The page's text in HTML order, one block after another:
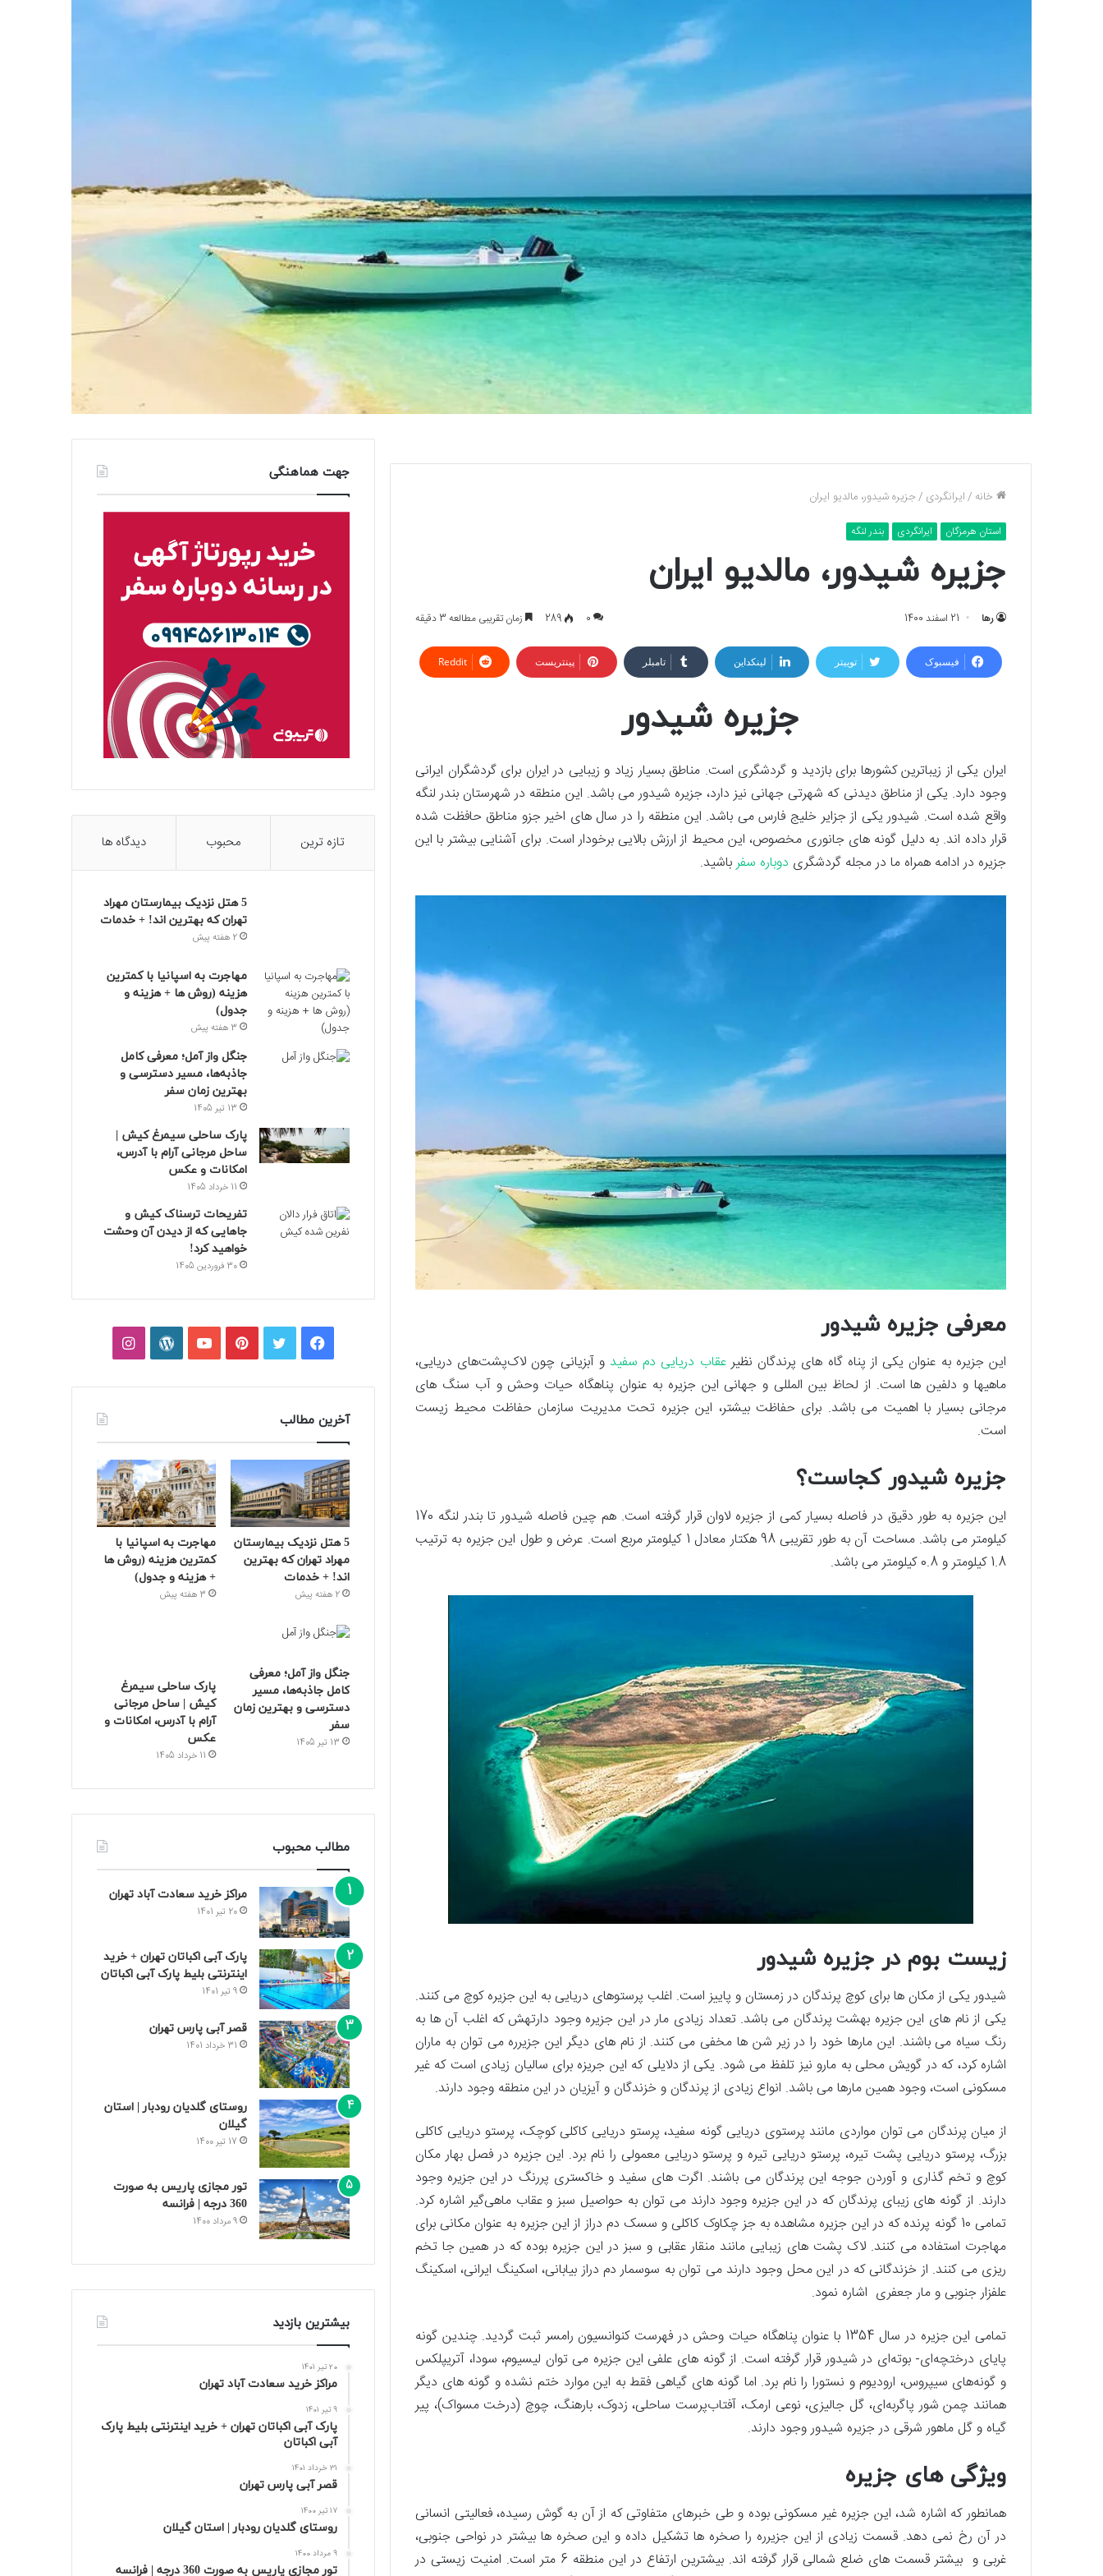
خانه /ایرانگردی /جزیره شیدور، مالدیو ایران
استان هرمزگان ایرانگردی بندر لنگه
جزیره شیدور، مالدیو ایران
رها 21 اسفند 1400 0
289 زمان تقریبی مطالعه 3 دقیقه
فیسبوک توییتر لینکداین تامبلر پینتریست Reddit
جزیره شیدور
ایران یکی از زیباترین کشورها برای بازدید و گردشگری است. مناطق بسیار زیاد و زیبایی در ایران برای گردشگران ایرانی
وجود دارد. یکی از مناطق دیدنی که شهرتی جهانی نیز دارد، جزیره شیدور می ‌باشد. این منطقه در شهرستان بندر لنگه
واقع شده است. شیدور یکی از جزایر خلیج فارس می باشد. این منطقه را در سال های اخیر جزو مناطق حافظت شده
قرار داده اند. به دلیل گونه های جانوری مخصوص، این محیط از ارزش بالایی برخودار است. برای آشنایی بیشتر با این
جزیره در ادامه همراه ما در مجله گردشگری دوباره سفرباشید.
معرفی جزیره شیدور
این جزیره به عنوان یکی از پناه گاه های پرندگان نظیرعقاب دریایی دم سفیدو آبزیانی چون لاک‌پشت‌های دریایی،
ماهیها و دلفین ها است. از لحاظ بین المللی و جهانی این جزیره به عنوان پناهگاه حیات وحش و آب ‌سنگ ‌های
مرجانی بسیار با اهمیت می باشد. برای حفاظت بیشتر، این جزیره تحت مدیریت سازمان حفاظت محیط زیست
است.
جزیره شیدور کجاست؟
این جزیره به طور دقیق در فاصله بسیار کمی از جزیره لاوان قرار گرفته است. هم چین فاصله شیدور تا بندر لنگه 170
کیلومتر می باشد. مساحت آن به طور تقریبی 98 هکتار معادل 1 کیلومتر مربع است. عرض و طول این جزیره به ترتیب
1.8 کیلومتر و 0.8 کیلومتر می باشد.
زیست بوم در جزیره شیدور
شیدور یکی از مکان ها برای کوچ پرندگان در زمستان و پاییز است. اغلب پرستوهای دریایی به این جزیره کوچ می کنند.
یکی از نام های این جزیره بهشت پرندگان می باشد. تعداد زیادی مار در این جزیره وجود دارتهش که اغلب آن ها به
رنگ سیاه می باشند. این مارها خود را در زیر شن ها مخفی می کنند. از نام های دیگر این جزیرره می توان به ماران
اشاره کرد، که در گویش محلی به مارو نیز تلفظ می شود. یکی از دلایلی که این جریزه برای سالیان زیادی است که غیر
مسکونی است، وجود همین مارها می باشد. انواع زیادی از پرندگان و خزندگان و آیزیان در این منطقه وجود دارند.
از میان پرندگان می توان مواردی مانند پرستوی دریایی گونه سفید، پرستو دریایی کاکلی کوچک، پرستو دریایی کاکلی
بزرگ، پرستو دریایی پشت تیره، پرستو دریایی تیره و پرستو دریایی معمولی را نام برد. این جزیره در فصل بهار مکان
کوچ و تخم گذاری و آوردن جوجه این پرندگان می باشند. اگرت های سفید و خاکستری پررنگ در این جزیره وجود
دارند. از گونه های زیبای پرندگان که در این جزیره وجود دارند می توان به حواصیل سبز و عقاب ماهی‌گیر اشاره کرد.
تمامی 10 گونه پرنده که در این جزیره مشاهده به جز چکاوک کاکلی و سسک دم‌ دراز از این جزیره به عنوان مکانی برای
مهاجرت استفاده می کنند. لاک پشت های زیبایی مانند منقار عقابی و سبز در این جزیره بوده که در همین جا تخم
ریزی می کنند. از خزندگانی که در این محل وجود دارند می توان به سوسمار دم ‌دراز بیابانی، اسکینگ ایرانی، اسکینگ
علفزار جنوبی و مار جعفری اشاره نمود.
تمامی این جزیره در سال 1354 با عنوان پناهگاه حیات وحش در فهرست کنوانسیون رامسر ثبت گردید. چندین گونه
پایای درختچه‌ای- بوته‌ای در شیدور قرار گرفته است. از گونه های علفی این جزیره می توان لیسیوم، سودا، آتریپلکس
و گونه‌های سیپروس، ارودیوم و نستورا را نام برد. اما گونه های گیاهی فقط به این موارد ختم نشده و گونه های دیگر
همانند چمن شور پاگربه‌ای، گل جالیزی، نوعی ارمک، آفتاب‌پرست ساحلی، زدوک، بارهنگ، چوچ (درخت مسواک)، پیر
گیاه و گل ماهور شرقی در جزیره شیدور وجود دارند.
ویژگی های جزیره
همانطور که اشاره شد، این جزیره غیر مسکونی بوده و طی خبرهای متفاوتی که از آن به گوش رسیده، فعالیتی انسانی
در آن رخ نمی دهد. قسمت زیادی از این جزیرره را صخره ها تشکیل داده و این صخره ها بیشتر در نواحی جنوبی،
غربی و بیشتر قسمت های ضلع شمالی قرار گرفته اند. بیشترین ارتفاع در این منطقه 6 متر است. امنیت زیستی در
جهت هماهنگی
تازه ترین محبوب دیدگاه ها
5 هتل نزدیک بیمارستان مهراد
تهران که بهترین‌ اند! + خدمات
2 هفته پیش
مهاجرت به اسپانیا با کمترین
هزینه (روش ها + هزینه و
جدول)
3 هفته پیش
جنگل واز آمل؛ معرفی کامل
جاذبه‌ها، مسیر دسترسی و
بهترین زمان سفر
13 تیر 1405
پارک ساحلی سیمرغ کیش |
ساحل مرجانی آرام با آدرس،
امکانات و عکس
11 خرداد 1405
تفریحات ترسناک کیش و
جاهایی که از دیدن آن وحشت
خواهید کرد!
30 فروردین 1405
فیسبوکتوییترپینتریستیوتیوبوردپرساینستاگرام
آخرین مطالب
5 هتل نزدیک بیمارستان
مهراد تهران که بهترین‌
اند! + خدمات
2 هفته پیش
مهاجرت به اسپانیا با
کمترین هزینه (روش ها
+ هزینه و جدول)
3 هفته پیش
جنگل واز آمل؛ معرفی
کامل جاذبه‌ها، مسیر
دسترسی و بهترین زمان
سفر
13 تیر 1405
پارک ساحلی سیمرغ
کیش | ساحل مرجانی
آرام با آدرس، امکانات و
عکس
11 خرداد 1405
مطالب محبوب
مراکز خرید سعادت‌ آباد تهران
20 تیر 1401
پارک آبی اکباتان تهران + خرید
اینترنتی بلیط پارک آبی اکباتان
9 تیر 1401
قصر آبی پارس تهران
31 خرداد 1401
روستای گلدیان رودبار | استان
گیلان
17 تیر 1400
تور مجازی پاریس به صورت
360 درجه | فرانسه
9 مرداد 1400
بیشترین بازدید
20 تیر 1401
مراکز خرید سعادت‌ آباد تهران
9 تیر 1401
پارک آبی اکباتان تهران + خرید اینترنتی بلیط پارک
آبی اکباتان
31 خرداد 1401
قصر آبی پارس تهران
17 تیر 1400
روستای گلدیان رودبار | استان گیلان
9 مرداد 1400
تور مجازی پاریس به صورت 360 درجه | فرانسه